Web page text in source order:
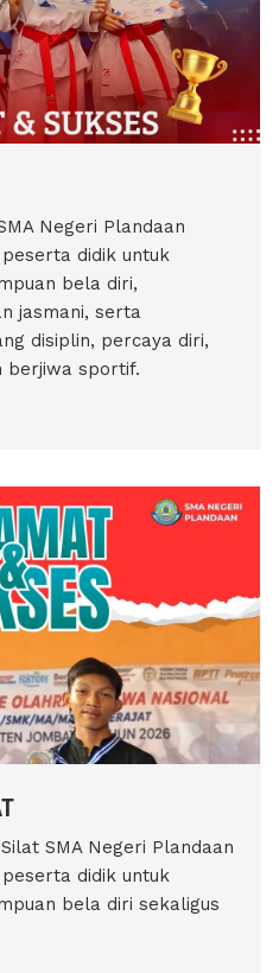
Negeri Plandaan
didik untuk
bela diri,
jasmani, serta
disiplin, percaya diri,
berjiwa sportif.
SMA Negeri Plandaan
didik untuk
bela diri sekaligus